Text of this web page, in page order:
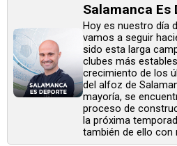
Salamanca Es
Hoy es nuestro día
vamos a seguir
sido esta larga
clubes más
crecimiento de los
del alfoz de
mayoría, se
proceso de
la próxima
también de ello con